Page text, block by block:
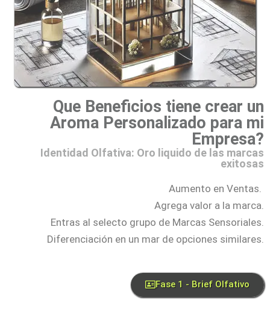
Que Beneficios tiene crear un
Aroma Personalizado para mi
Empresa?
Identidad Olfativa: Oro liquido de las marcas
exitosas
Aumento en Ventas.
Agrega valor a la marca.
Entras al selecto grupo de Marcas Sensoriales.
Diferenciación en un mar de opciones similares.
Fase 1 - Brief Olfativo